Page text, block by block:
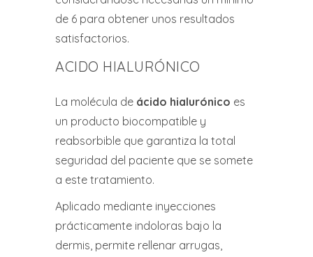
de 6 para obtener unos resultados
satisfactorios.
ACIDO HIALURÓNICO
La molécula de ácido hialurónico es
un producto biocompatible y
reabsorbible que garantiza la total
seguridad del paciente que se somete
a este tratamiento.
Aplicado mediante inyecciones
prácticamente indoloras bajo la
dermis, permite rellenar arrugas,